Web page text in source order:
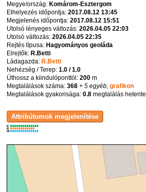
Megye/ország: Komárom-Esztergom
Elhelyezés időpontja:2017.08.12 13:45
Megjelenés időpontja:2017.08.12 15:51
Utolsó lényeges változás:2026.04.05 22:03
Utolsó változás:2026.04.05 22:35
Rejtés típusa: Hagyományos geoláda
Elrejtők: R.Betti
Ládagazda: R.Betti
Nehézség / Terep:1.0 / 1.0
Úthossz a kiindulóponttól:200 m
Megtalálások száma:368 + 5 egyéb,grafikon
Megtalálások gyakorisága:0.8 megtalálás hetente
K
R
W